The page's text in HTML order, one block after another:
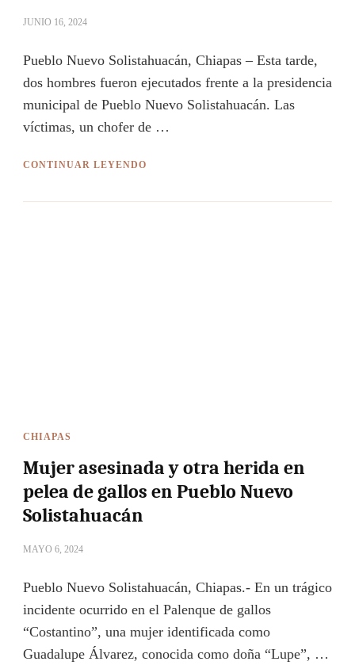
JUNIO 16, 2024
Pueblo Nuevo Solistahuacán, Chiapas – Esta tarde,
dos hombres fueron ejecutados frente a la presidencia
municipal de Pueblo Nuevo Solistahuacán. Las
víctimas, un chofer de …
CONTINUAR LEYENDO
CHIAPAS
Mujer asesinada y otra herida en
pelea de gallos en Pueblo Nuevo
Solistahuacán
MAYO 6, 2024
Pueblo Nuevo Solistahuacán, Chiapas.- En un trágico
incidente ocurrido en el Palenque de gallos
“Costantino”, una mujer identificada como
Guadalupe Álvarez, conocida como doña “Lupe”, …